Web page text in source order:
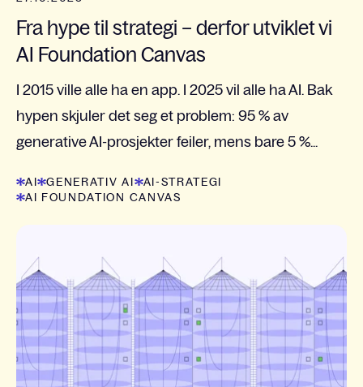
Fra hype til strategi – derfor utviklet vi
AI Foundation Canvas
I 2015 ville alle ha en app. I 2025 vil alle ha AI. Bak
hypen skjuler det seg et problem: 95 % av
generative AI-prosjekter feiler, mens bare 5 %...
AI GENERATIV AI
AI-STRATEGI
AI FOUNDATION CANVAS